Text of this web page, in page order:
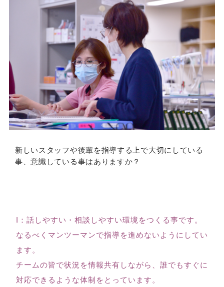
新しいスタッフや後輩を指導する上で大切にしている
事、意識している事はありますか？
I：話しやすい・相談しやすい環境をつくる事です。
なるべくマンツーマンで指導を進めないようにしてい
ます。
チームの皆で状況を情報共有しながら、誰でもすぐに
対応できるような体制をとっています。